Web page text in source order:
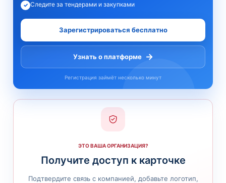
✓ Следите за тендерами и закупками
Зарегистрироваться бесплатно
Узнать о платформе →
Регистрация займёт несколько минут
ЭТО ВАША ОРГАНИЗАЦИЯ?
Получите доступ к карточке
Подтвердите связь с компанией, добавьте логотип,